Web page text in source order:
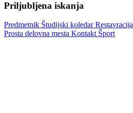
Priljubljena iskanja
Predmetnik Študijski koledarRestavracija
Prosta delovna mesta Kontakt Šport